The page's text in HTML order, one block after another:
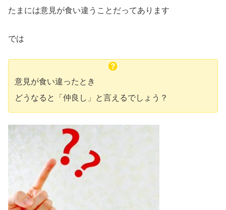
たまには意見が食い違うことだってあります
では
意見が食い違ったとき
どうなると「仲良し」と言えるでしょう？